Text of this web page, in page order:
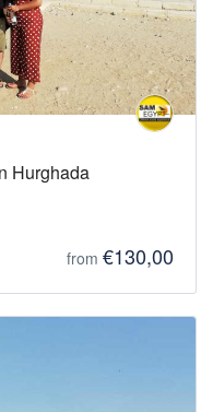
Hurghada
from €130,00